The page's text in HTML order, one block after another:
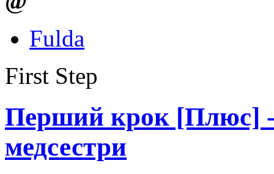
Fulda
First Step
Перший крок [Плюс] -
медсестри